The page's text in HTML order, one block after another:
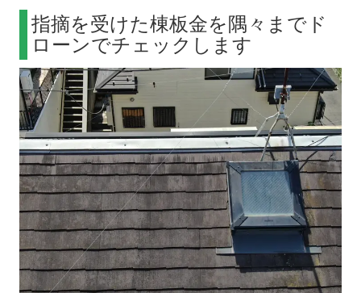
指摘を受けた棟板金を隅々までド
ローンでチェックします